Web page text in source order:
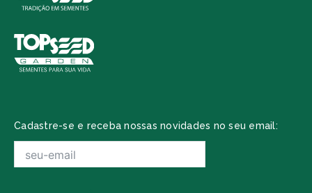
Cadastre-se e receba nossas novidades no seu email: